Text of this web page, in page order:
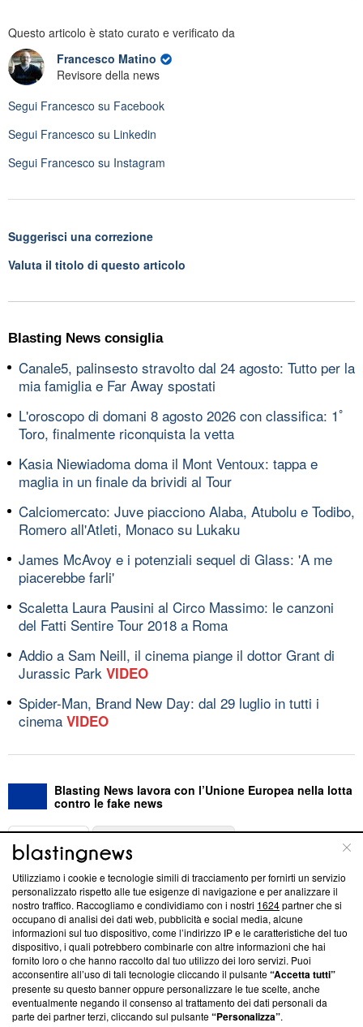
Questo articolo è stato curato e verificato da
Francesco Matino
Revisore della news
Segui Francesco su Facebook
Segui Francesco su Linkedin
Segui Francesco su Instagram
Suggerisci una correzione
Valuta il titolo di questo articolo
Blasting News consiglia
Canale5, palinsesto stravolto dal 24 agosto: Tutto per la
mia famiglia e Far Away spostati
L'oroscopo di domani 8 agosto 2026 con classifica: 1ﾟ
Toro, finalmente riconquista la vetta
Kasia Niewiadoma doma il Mont Ventoux: tappa e
maglia in un finale da brividi al Tour
Calciomercato: Juve piacciono Alaba, Atubolu e Todibo,
Romero all'Atleti, Monaco su Lukaku
James McAvoy e i potenziali sequel di Glass: 'A me
piacerebbe farli'
Scaletta Laura Pausini al Circo Massimo: le canzoni
del Fatti Sentire Tour 2018 a Roma
Addio a Sam Neill, il cinema piange il dottor Grant di
Jurassic Park VIDEO
Spider-Man, Brand New Day: dal 29 luglio in tutti i
cinema VIDEO
Blasting News lavora con l’Unione Europea nella lotta
contro le fake news
ABOUT
Questa sezione offre informazioni trasparenti su Blasting
News, sui nostri processi editoriali e su come ci impegniamo a
creare news di qualità. Inoltre, afferma la nostra aderenza a
‘Trust Project - News with Integrity’Blasting News non è
ancora membro del programma, ma ha richiesto di farne
parte; Trust Project non ha ancora effettuato una verifica di
conformità agli standard.
Su di noi
Utilizziamo i cookie e tecnologie simili di tracciamento per fornirti un servizio
personalizzato rispetto alle tue esigenze di navigazione e per analizzare il
nostro traffico. Raccogliamo e condividiamo con i nostri 1624partner che si
occupano di analisi dei dati web, pubblicità e social media, alcune
informazioni sul tuo dispositivo, come l’indirizzo IP e le caratteristiche del tuo
dispositivo, i quali potrebbero combinarle con altre informazioni che hai
fornito loro o che hanno raccolto dal tuo utilizzo dei loro servizi. Puoi
acconsentire all’uso di tali tecnologie cliccando il pulsante“Accetta tutti”
presente su questo banner oppure personalizzare le tue scelte, anche
eventualmente negando il consenso al trattamento dei dati personali da
parte dei partner terzi, cliccando sul pulsante“Personalizza”.